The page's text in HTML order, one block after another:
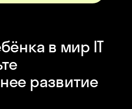
в мир IT
развитие